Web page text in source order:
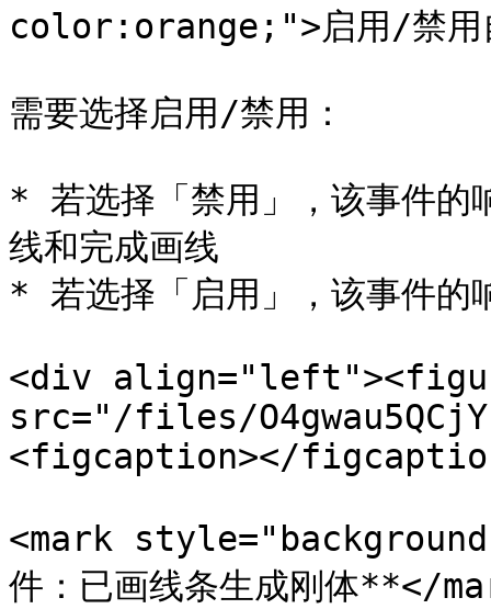
color:orange;">启用/禁用
需要选择启用/禁用：
* 若选择「禁用」，该事件的
线和完成画线
* 若选择「启用」，该事件的
<div
src="/files/
<figcaption></
<mark
件：已画线条生成刚体**</